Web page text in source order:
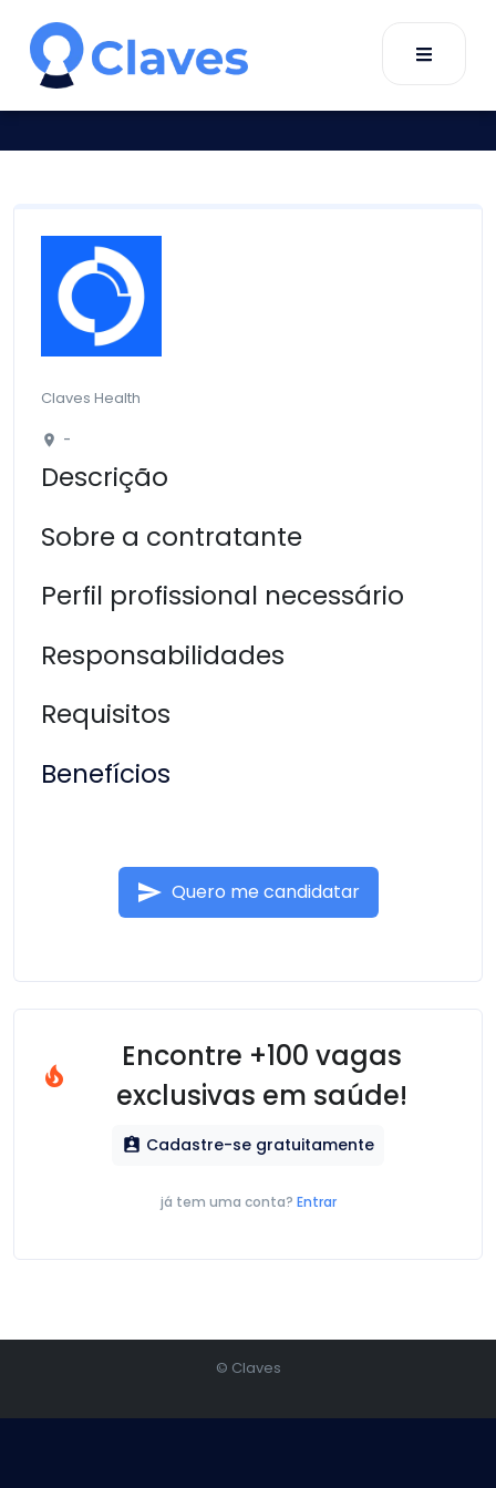
Claves Health
location_on -
Descrição
Sobre a contratante
Perfil profissional necessário
Responsabilidades
Requisitos
Benefícios
send Quero me candidatar
local_fire_department
Encontre +100 vagas
exclusivas em saúde!
assignment_ind Cadastre-se gratuitamente
já tem uma conta? Entrar
© Claves